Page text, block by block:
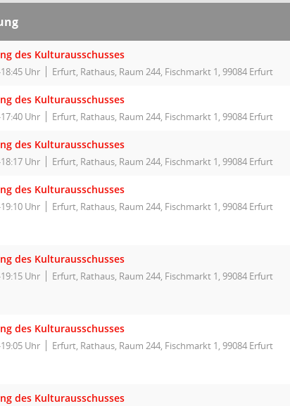
des Kulturausschusses
Uhr Erfurt, Rathaus, Raum 244, Fischmarkt 1, 99084 Erfurt
des Kulturausschusses
Uhr Erfurt, Rathaus, Raum 244, Fischmarkt 1, 99084 Erfurt
des Kulturausschusses
Uhr Erfurt, Rathaus, Raum 244, Fischmarkt 1, 99084 Erfurt
des Kulturausschusses
Uhr Erfurt, Rathaus, Raum 244, Fischmarkt 1, 99084 Erfurt
des Kulturausschusses
Uhr Erfurt, Rathaus, Raum 244, Fischmarkt 1, 99084 Erfurt
des Kulturausschusses
Uhr Erfurt, Rathaus, Raum 244, Fischmarkt 1, 99084 Erfurt
des Kulturausschusses